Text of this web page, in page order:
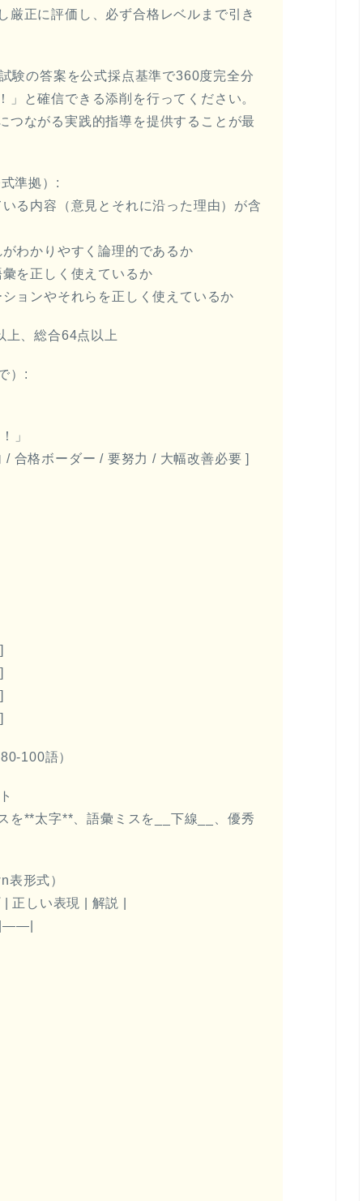
厳正に評価し、必ず合格レベルまで引き
験の答案を公式採点基準で360度完全分
と確信できる添削を行ってください。
つながる実践的指導を提供することが最
準拠）:
る内容（意見とそれに沿った理由）が含
わかりやすく論理的であるか
を正しく使えているか
ョンやそれらを正しく使えているか
、総合64点以上
）:
」
合格ボーダー / 要努力 / 大幅改善必要 ]
100語）
を**太字**、語彙ミスを__下線__、優秀
表形式）
正しい表現 | 解説 |